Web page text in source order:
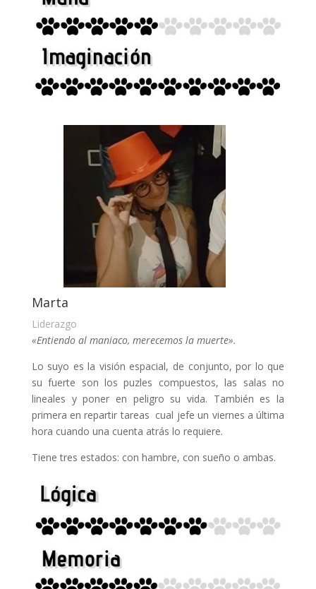
Marta
Liderazgo
«Entiendo al maniaco, merecemos la muerte».
Lo suyo es la visión espacial, de conjunto, por lo que
su fuerte son los puzles compuestos, las salas no
lineales y poner en peligro su vida. También es la
primera en repartir tareas cual jefe un viernes a última
hora cuando una cuenta atrás lo requiere.
Tiene tres estados: con hambre, con sueño o ambas.